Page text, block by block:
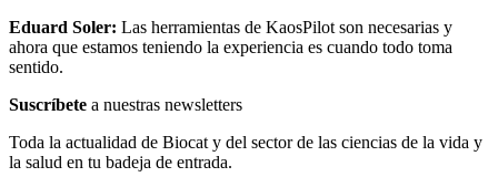
Eduard Soler: Las herramientas de KaosPilot son necesarias y
ahora que estamos teniendo la experiencia es cuando todo toma
sentido.
Suscríbete a nuestras newsletters
Toda la actualidad de Biocat y del sector de las ciencias de la vida y
la salud en tu badeja de entrada.